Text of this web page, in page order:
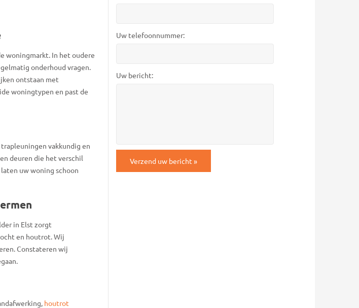
woningmarkt. In het oudere
onderhoud vragen.
ontstaan met
woningtypen en past de
vakkundig en
deuren die het verschil
uw woning schoon
in Elst zorgt
en houtrot. Wij
Constateren wij
houtrot
Uw telefoonnummer:
Uw bericht: